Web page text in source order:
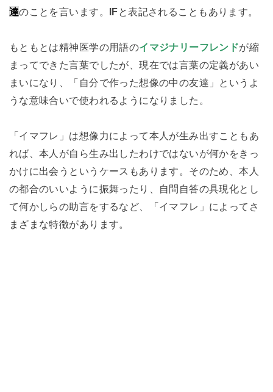
達のことを言います。 IFと表記されることもあります。
もともとは精神医学の用語のイマジナリーフレンドが縮
まってできた言葉でしたが、現在では言葉の定義があい
まいになり、「自分で作った想像の中の友達」というよ
うな意味合いで使われるようになりました。
「イマフレ」は想像力によって本人が生み出すこともあ
れば、本人が自ら生み出したわけではないが何かをきっ
かけに出会うというケースもあります。そのため、本人
の都合のいいように振舞ったり、自問自答の具現化とし
て何かしらの助言をするなど、「イマフレ」によってさ
まざまな特徴があります。